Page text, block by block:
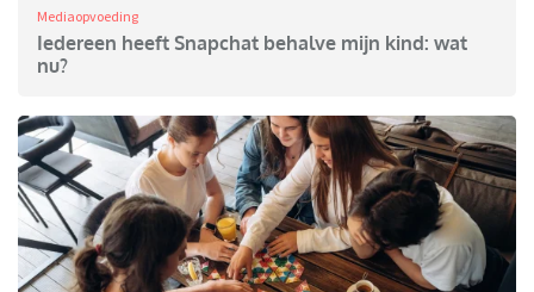
Mediaopvoeding
Iedereen heeft Snapchat behalve mijn kind: wat
nu?